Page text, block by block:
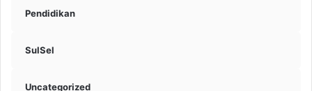
Pendidikan
SulSel
Uncategorized